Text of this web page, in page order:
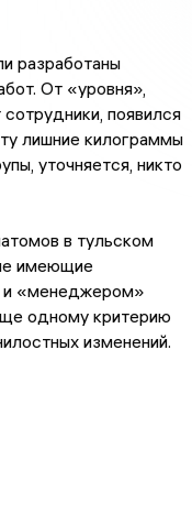
разработаны
От «уровня»,
появился
лишние килограммы
уточняется, никто
в тульском
имеющие
и «менеджером»
одному критерию
изменений.